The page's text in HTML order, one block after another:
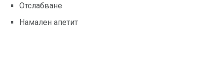
Отслабване
Намален апетит